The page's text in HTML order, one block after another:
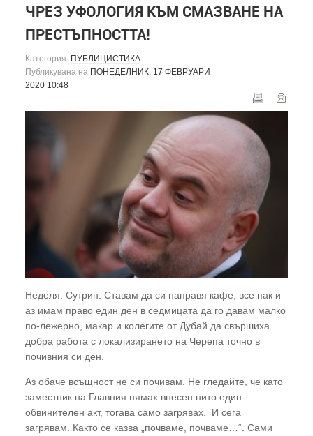
ЧРЕЗ УФОЛОГИЯ КЪМ СМАЗВАНЕ НА
ПРЕСТЪПНОСТТА!
Категория: ПУБЛИЦИСТИКА
Публикувана на ПОНЕДЕЛНИК, 17 ФЕВРУАРИ
2020 10:48
Неделя. Сутрин. Ставам да си направя кафе, все пак и
аз имам право един ден в седмицата да го давам малко
по-лежерно, макар и колегите от Дубай да свършиха
добра работа с локализирането на Черепа точно в
почивния си ден.
Аз обаче всъщност не си почивам. Не гледайте, че като
заместник на Главния нямах внесен нито един
обвинителен акт, тогава само загрявах. И сега
загрявам. Както се казва „почваме, почваме…“. Сами